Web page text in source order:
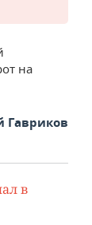
на
Гавриков
в